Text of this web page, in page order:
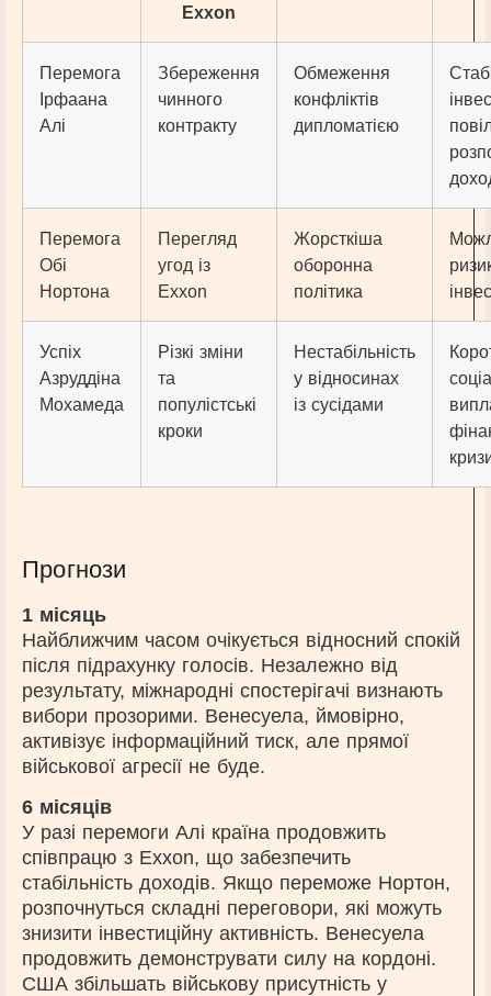
Exxon
Перемога
Ірфаана
Алі
Збереження
чинного
контракту
Обмеження
конфліктів
дипломатією
Перемога
Обі
Нортона
Перегляд
угод із
Exxon
Жорсткіша
оборонна
політика
Успіх
Азруддіна
Мохамеда
Різкі зміни
та
популістські
кроки
Нестабільність
у відносинах
із сусідами
Прогнози
1 місяць
Найближчим часом очікується відносний спокій
після підрахунку голосів. Незалежно від
результату, міжнародні спостерігачі визнають
вибори прозорими. Венесуела, ймовірно,
активізує інформаційний тиск, але прямої
військової агресії не буде.
6 місяців
У разі перемоги Алі країна продовжить
співпрацю з Exxon, що забезпечить
стабільність доходів. Якщо переможе Нортон,
розпочнуться складні переговори, які можуть
знизити інвестиційну активність. Венесуела
продовжить демонструвати силу на кордоні.
США збільшать військову присутність у